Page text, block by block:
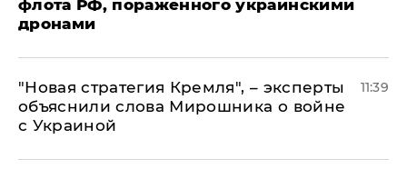
флота РФ, пораженного украинскими
дронами
"Новая стратегия Кремля", – эксперты
объяснили слова Мирошника о войне
с Украиной
11:39